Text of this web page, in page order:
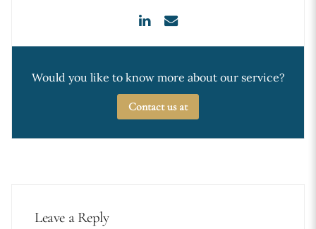
Would you like to know more about our service?
Contact us at
Leave a Reply